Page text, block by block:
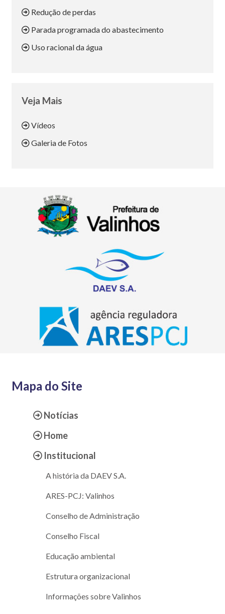
Redução de perdas
Parada programada do abastecimento
Uso racional da água
Veja Mais
Vídeos
Galeria de Fotos
Mapa do Site
Notícias
Home
Institucional
A história da DAEV S.A.
ARES-PCJ: Valinhos
Conselho de Administração
Conselho Fiscal
Educação ambiental
Estrutura organizacional
Informações sobre Valinhos